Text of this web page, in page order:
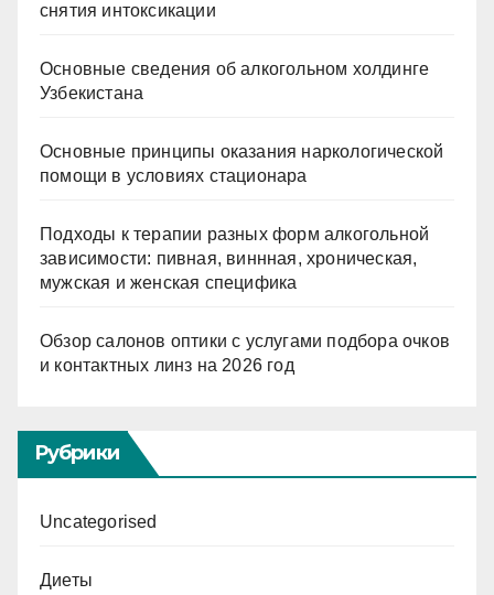
снятия интоксикации
Основные сведения об алкогольном холдинге
Узбекистана
Основные принципы оказания наркологической
помощи в условиях стационара
Подходы к терапии разных форм алкогольной
зависимости: пивная, виннная, хроническая,
мужская и женская специфика
Обзор салонов оптики с услугами подбора очков
и контактных линз на 2026 год
Рубрики
Uncategorised
Диеты